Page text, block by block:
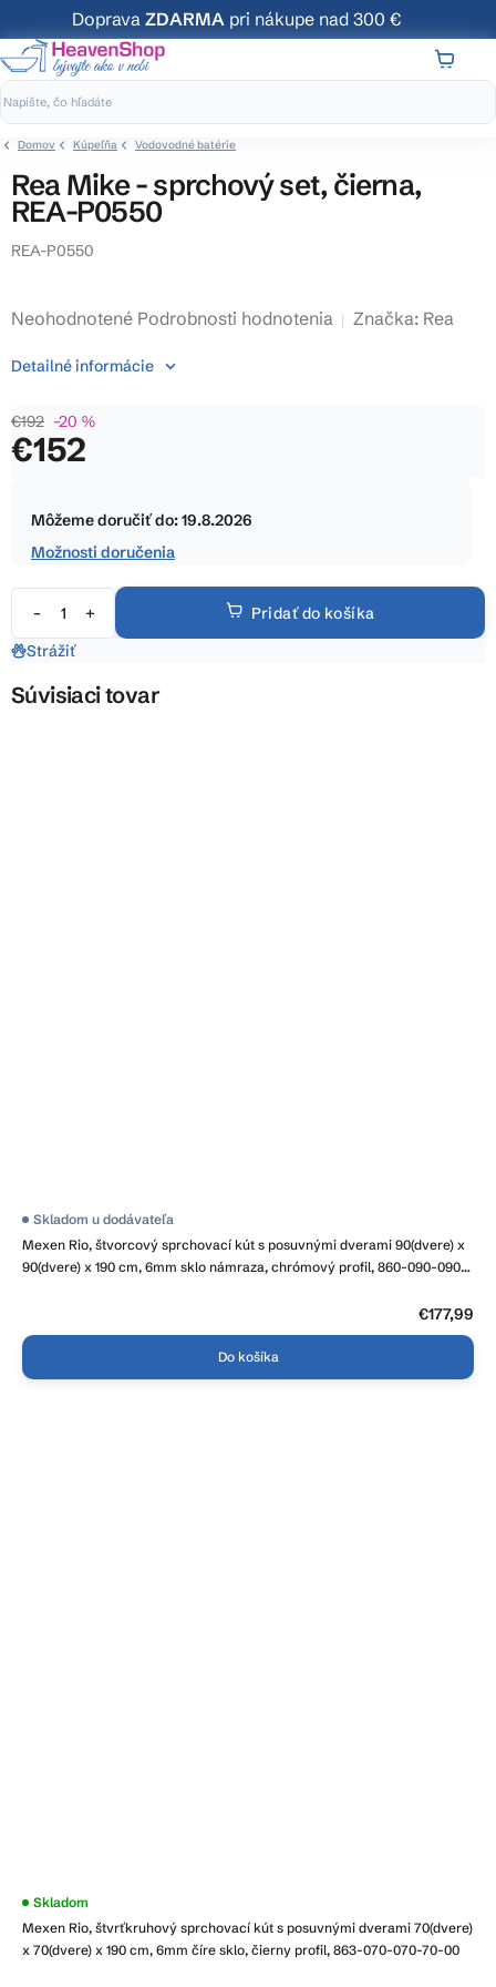
na
obsah
Doprava ZDARMA pri nákupe nad 300 €
Domov Kúpeľňa Vodovodné batérie
Rea Mike - sprchový set, čierna,
REA-P0550
REA-P0550
Priemerné
produktu
0,0
z
Neohodnotené Podrobnosti hodnotenia Značka: Rea
€192 –20 %
€152
cena:
Môžeme doručiť do:19.8.2026
Možnosti doručenia
Pridať do košíka
Detailné informácie
Strážiť
Súvisiaci tovar
Mexen Rio, štvorcový sprchovací kút s posuvnými dverami 90(dvere) x
90(dvere) x 190 cm, 6mm sklo námraza, chrómový profil, 860-090-090-
Priemerné
produktu
je
Skladom u dodávateľa
€177,99
Do košíka
Mexen Rio, štvrťkruhový sprchovací kút s posuvnými dverami 70(dvere)
x 70(dvere) x 190 cm, 6mm číre sklo, čierny profil, 863-070-070-70-00
Skladom